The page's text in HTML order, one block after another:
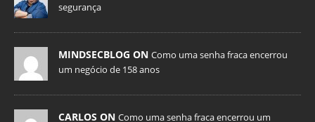
segurança
MINDSECBLOG ON Como uma senha fraca encerrou
um negócio de 158 anos
CARLOS ON Como uma senha fraca encerrou um